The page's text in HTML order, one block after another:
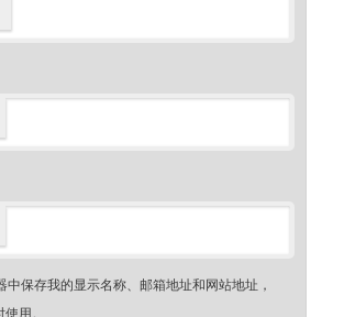
中保存我的显示名称、邮箱地址和网站地址，
用。